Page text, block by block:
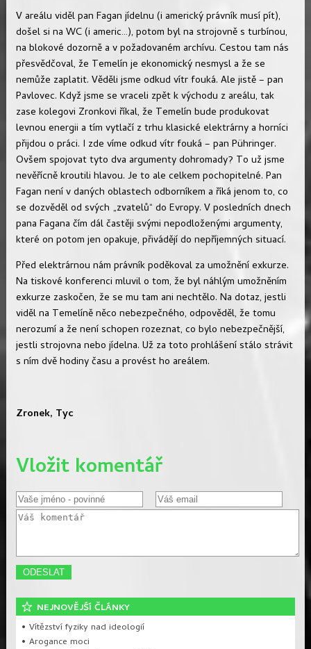
V areálu viděl pan Fagan jídelnu (i americký právník musí pít),
došel si na WC (i americ…), potom byl na strojovně s turbínou,
na blokové dozorně a v požadovaném archívu. Cestou tam nás
přesvědčoval, že Temelín je ekonomický nesmysl a že se
nemůže zaplatit. Věděli jsme odkud vítr fouká. Ale jistě – pan
Pavlovec. Když jsme se vraceli zpět k východu z areálu, tak
zase kolegovi Zronkovi říkal, že Temelín bude produkovat
levnou energii a tím vytlačí z trhu klasické elektrárny a horníci
přijdou o práci. I zde víme odkud vítr fouká – pan Pühringer.
Ovšem spojovat tyto dva argumenty dohromady? To už jsme
nevěřícně kroutili hlavou. Je to ale celkem pochopitelné. Pan
Fagan není v daných oblastech odborníkem a říká jenom to, co
se dozvěděl od svých „zvatelů“ do Evropy. V posledních dnech
pana Fagana čím dál častěji svými nepodloženými argumenty,
které on potom jen opakuje, přivádějí do nepříjemných situací.
Před elektrárnou nám právník poděkoval za umožnění exkurze.
Na tiskové konferenci mluvil o tom, že byl náhlým umožněním
exkurze zaskočen, že se mu tam ani nechtělo. Na dotaz, jestli
viděl na Temelíně něco nebezpečného, odpověděl, že tomu
nerozumí a že není schopen rozeznat, co bylo nebezpečnější,
jestli strojovna nebo jídelna. Už za toto prohlášení stálo strávit
s ním dvě hodiny času a provést ho areálem.
Zronek, Tyc
Vložit komentář
NEJNOVĚJŚÍ ČLÁNKY
• Vítězství fyziky nad ideologií
• Arogance moci